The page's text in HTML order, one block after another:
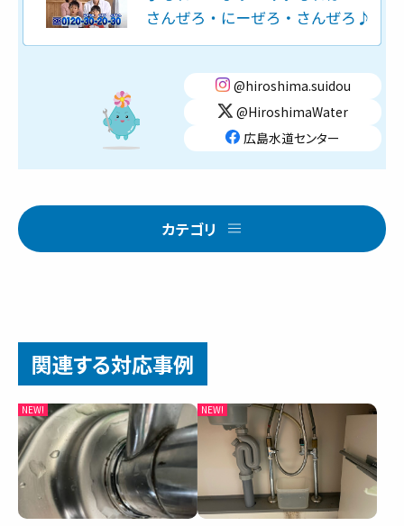
@hiroshima.suidou
@HiroshimaWater
広島水道センター
カテゴリ
関連する対応事例